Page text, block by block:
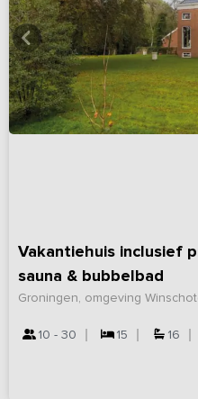
Vakantiehuis inclusief
sauna & bubbelbad
Groningen, omgeving
10 - 30 15 16